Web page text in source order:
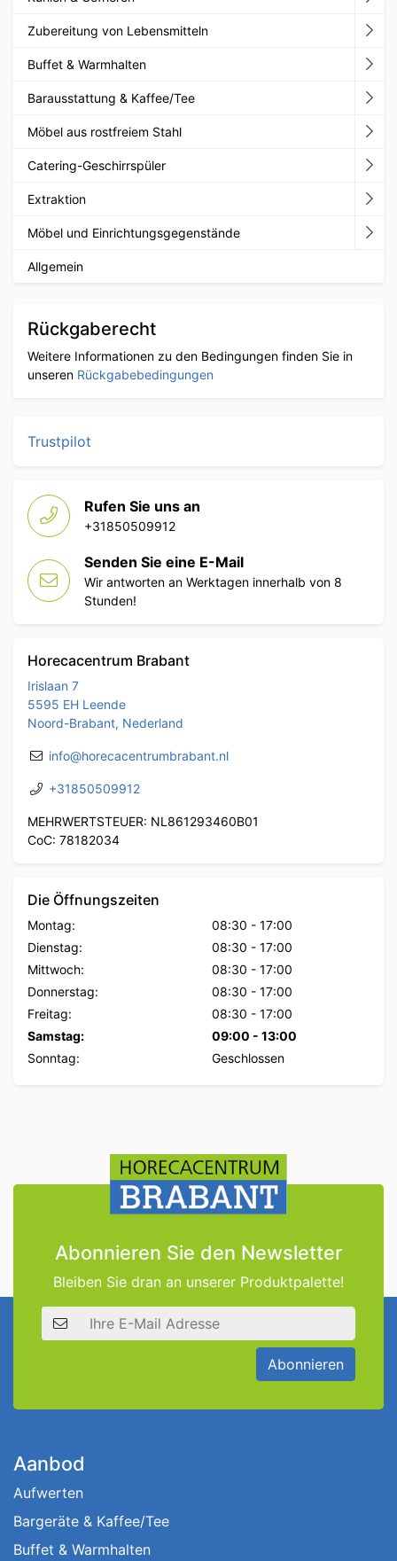
Zubereitung von Lebensmitteln
Buffet & Warmhalten
Barausstattung & Kaffee/Tee
Möbel aus rostfreiem Stahl
Catering-Geschirrspüler
Extraktion
Möbel und Einrichtungsgegenstände
Allgemein
Rückgaberecht
Weitere Informationen zu den Bedingungen finden Sie in
unseren Rückgabebedingungen
Trustpilot
Rufen Sie uns an
+31850509912
Senden Sie eine E-Mail
Wir antworten an Werktagen innerhalb von 8
Stunden!
Horecacentrum Brabant
Irislaan 7
5595 EH Leende
Noord-Brabant, Nederland
info@horecacentrumbrabant.nl
+31850509912
MEHRWERTSTEUER: NL861293460B01
CoC: 78182034
Die Öffnungszeiten
Montag: 08:30 - 17:00
Dienstag:
08:30 - 17:00
Mittwoch:
08:30 - 17:00
Donnerstag:
08:30 - 17:00
Freitag:
08:30 - 17:00
Samstag:
09:00 - 13:00
Sonntag:
Geschlossen
Abonnieren Sie den Newsletter
Bleiben Sie dran an unserer Produktpalette!
E-Mail Adresse
Abonnieren
Aanbod
Aufwerten
Bargeräte & Kaffee/Tee
Buffet & Warmhalten